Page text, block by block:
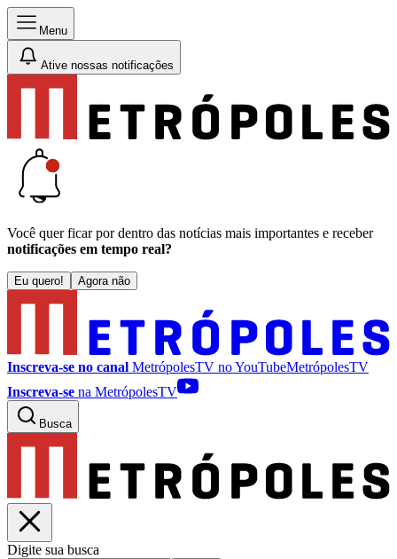
Menu
Ative nossas notificações
Você quer ficar por dentro das notícias mais importantes e receber
notificações em tempo real?
Eu quero! Agora não
Inscreva-se no canal MetrópolesTV noYouTubeMetrópolesTV
Inscreva-se na MetrópolesTV
Busca
Digite sua busca